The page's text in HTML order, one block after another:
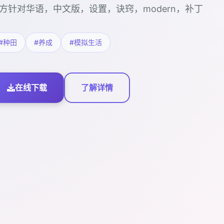
针对华语，中文版，设置，诀窍，modern，补丁
种田 #养成 #模拟生活
在线下载 了解详情